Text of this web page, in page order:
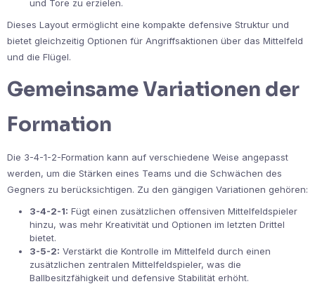
und Tore zu erzielen.
Dieses Layout ermöglicht eine kompakte defensive Struktur und
bietet gleichzeitig Optionen für Angriffsaktionen über das Mittelfeld
und die Flügel.
Gemeinsame Variationen der
Formation
Die 3-4-1-2-Formation kann auf verschiedene Weise angepasst
werden, um die Stärken eines Teams und die Schwächen des
Gegners zu berücksichtigen. Zu den gängigen Variationen gehören:
3-4-2-1: Fügt einen zusätzlichen offensiven Mittelfeldspieler
hinzu, was mehr Kreativität und Optionen im letzten Drittel
bietet.
3-5-2: Verstärkt die Kontrolle im Mittelfeld durch einen
zusätzlichen zentralen Mittelfeldspieler, was die
Ballbesitzfähigkeit und defensive Stabilität erhöht.